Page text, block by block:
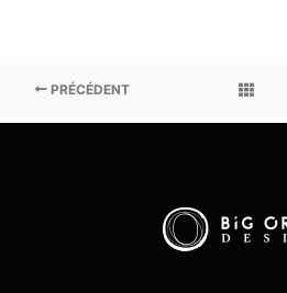
PRÉCÉDENT